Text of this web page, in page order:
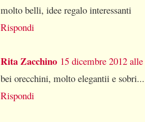
molto belli, idee regalo interessanti
Rispondi
Rita Zacchino 15 dicembre 2012
bei orecchini, molto elegantii e sobri...
Rispondi